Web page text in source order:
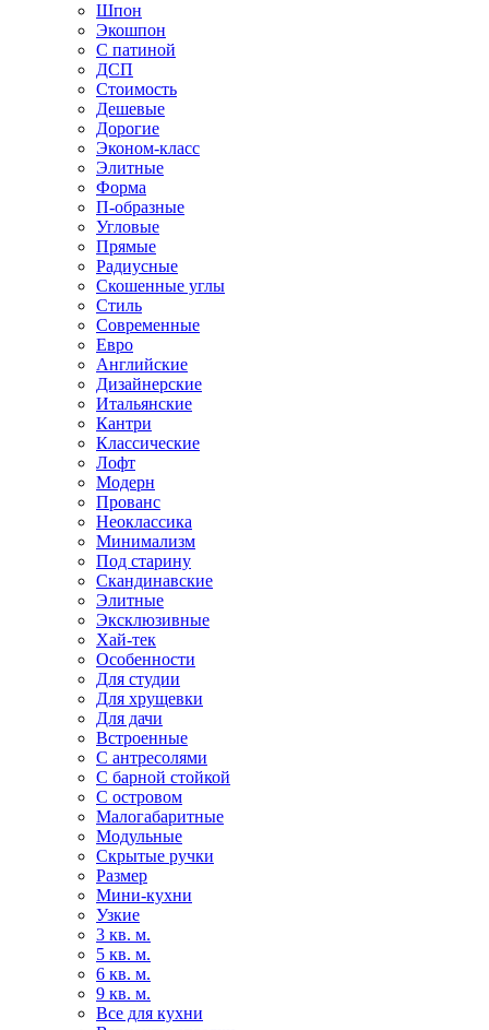
Шпон
Экошпон
С патиной
ДСП
Стоимость
Дешевые
Дорогие
Эконом-класс
Элитные
Форма
П-образные
Угловые
Прямые
Радиусные
Скошенные углы
Стиль
Современные
Евро
Английские
Дизайнерские
Итальянские
Кантри
Классические
Лофт
Модерн
Прованс
Неоклассика
Минимализм
Под старину
Скандинавские
Элитные
Эксклюзивные
Хай-тек
Особенности
Для студии
Для хрущевки
Для дачи
Встроенные
С антресолями
С барной стойкой
С островом
Малогабаритные
Модульные
Скрытые ручки
Размер
Мини-кухни
Узкие
3 кв. м.
5 кв. м.
6 кв. м.
9 кв. м.
Все для кухни